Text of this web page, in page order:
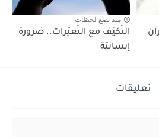
منذ بضع لحظات
التّكيّف مع التّغيّرات.. ضرورة
إنسانيّة
تعليقات